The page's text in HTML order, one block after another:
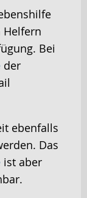
Helfern
Bei
der
ebenfalls
Das
ist aber